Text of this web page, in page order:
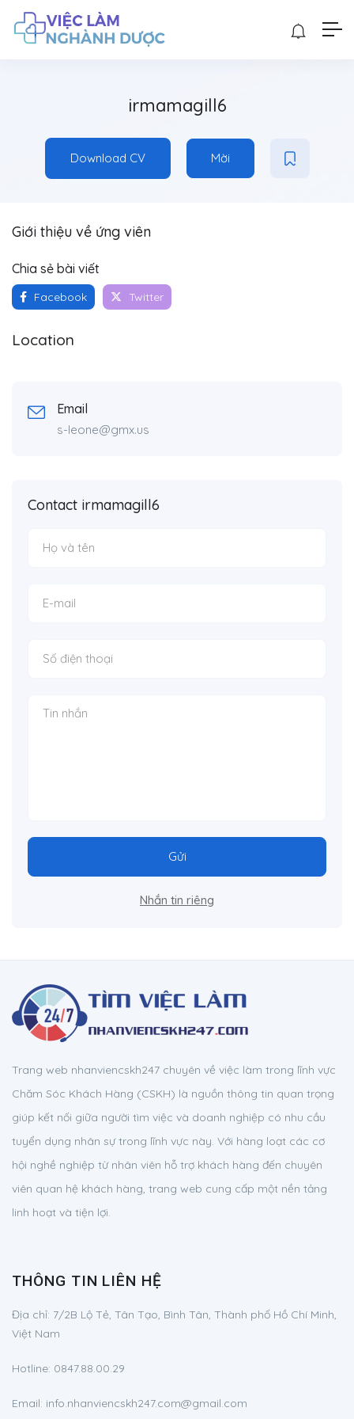
irmamagill6
Download CV Mời
Giới thiệu về ứng viên
Chia sẻ bài viết
Facebook Twitter
Location
Email
s-leone@gmx.us
Contact irmamagill6
Gửi
Nhắn tin riêng
Trang web nhanviencskh247 chuyên về việc làm trong lĩnh vực
Chăm Sóc Khách Hàng (CSKH) là nguồn thông tin quan trọng
giúp kết nối giữa người tìm việc và doanh nghiệp có nhu cầu
tuyển dụng nhân sự trong lĩnh vực này. Với hàng loạt các cơ
hội nghề nghiệp từ nhân viên hỗ trợ khách hàng đến chuyên
viên quan hệ khách hàng, trang web cung cấp một nền tảng
linh hoạt và tiện lợi.
THÔNG TIN LIÊN HỆ
Địa chỉ: 7/2B Lộ Tẻ, Tân Tạo, Bình Tân, Thành phố Hồ Chí Minh,
Việt Nam
Hotline: 0847.88.00.29
Email: info.nhanviencskh247.com@gmail.com